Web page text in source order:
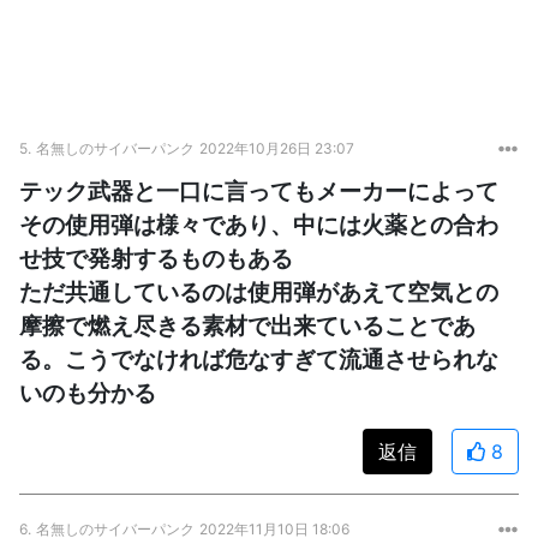
5. 名無しのサイバーパンク 2022年10月26日 23:07
テック武器と一口に言ってもメーカーによって
その使用弾は様々であり、中には火薬との合わ
せ技で発射するものもある
ただ共通しているのは使用弾があえて空気との
摩擦で燃え尽きる素材で出来ていることであ
る。こうでなければ危なすぎて流通させられな
いのも分かる
返信 8
6. 名無しのサイバーパンク 2022年11月10日 18:06